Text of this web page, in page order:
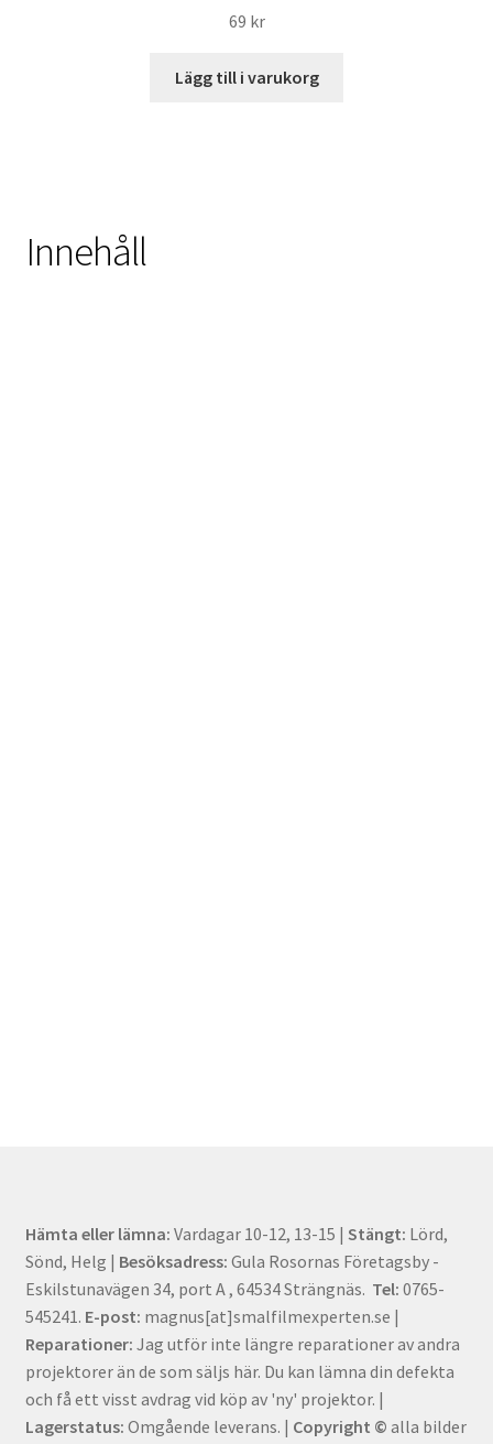
69 kr
Lägg till i varukorg
Innehåll
Hämta eller lämna: Vardagar 10-12, 13-15 | Stängt: Lörd,
Sönd, Helg | Besöksadress: Gula Rosornas Företagsby -
Eskilstunavägen 34, port A , 64534 Strängnäs. Tel: 0765-
545241. E-post: magnus[at]smalfilmexperten.se |
Reparationer: Jag utför inte längre reparationer av andra
projektorer än de som säljs här. Du kan lämna din defekta
och få ett visst avdrag vid köp av 'ny' projektor. |
Lagerstatus: Omgående leverans. | Copyright © alla bilder